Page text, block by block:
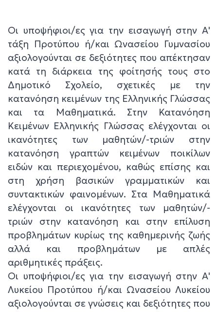
Οι υποψήφιοι/ες για την εισαγωγή στην Α'
τάξη Προτύπου ή/και Ωνασείου Γυμνασίου
αξιολογούνται σε δεξιότητες που απέκτησαν
κατά τη διάρκεια της φοίτησής τους στο
Δημοτικό Σχολείο, σχετικές με την
κατανόηση κειμένων της Ελληνικής Γλώσσας
και τα Μαθηματικά. Στην Κατανόηση
Κειμένων Ελληνικής Γλώσσας ελέγχονται οι
ικανότητες των μαθητών/-τριών στην
κατανόηση γραπτών κειμένων ποικίλων
ειδών και περιεχομένου, καθώς επίσης και
στη χρήση βασικών γραμματικών και
συντακτικών φαινομένων. Στα Μαθηματικά
ελέγχονται οι ικανότητες των μαθητών/-
τριών στην κατανόηση και στην επίλυση
προβλημάτων κυρίως της καθημερινής ζωής
αλλά και προβλημάτων με απλές
αριθμητικές πράξεις.
Οι υποψήφιοι/ες για την εισαγωγή στην Α'
Λυκείου Προτύπου ή/και Ωνασείου Λυκείου
αξιολογούνται σε γνώσεις και δεξιότητες που